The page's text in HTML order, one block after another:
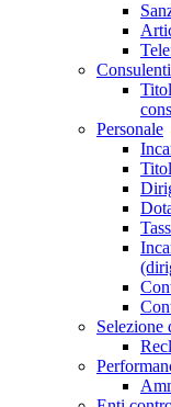
Personale
Selezione